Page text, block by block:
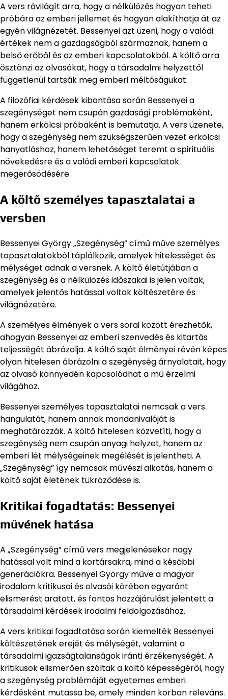
A vers rávilágít arra, hogy a nélkülözés hogyan teheti
próbára az emberi jellemet és hogyan alakíthatja át az
egyén világnézetét. Bessenyei azt üzeni, hogy a valódi
értékek nem a gazdagságból származnak, hanem a
belső erőből és az emberi kapcsolatokból. A költő arra
ösztönzi az olvasókat, hogy a társadalmi helyzettől
függetlenül tartsák meg emberi méltóságukat.
A filozófiai kérdések kibontása során Bessenyei a
szegénységet nem csupán gazdasági problémaként,
hanem erkölcsi próbaként is bemutatja. A vers üzenete,
hogy a szegénység nem szükségszerűen vezet erkölcsi
hanyatláshoz, hanem lehetőséget teremt a spirituális
növekedésre és a valódi emberi kapcsolatok
megerősödésére.
A költő személyes tapasztalatai a
versben
Bessenyei György „Szegénység” című műve személyes
tapasztalatokból táplálkozik, amelyek hitelességet és
mélységet adnak a versnek. A költő életútjában a
szegénység és a nélkülözés időszakai is jelen voltak,
amelyek jelentős hatással voltak költészetére és
világnézetére.
A személyes élmények a vers sorai között érezhetők,
ahogyan Bessenyei az emberi szenvedés és kitartás
teljességét ábrázolja. A költő saját élményei révén képes
olyan hitelesen ábrázolni a szegénység árnyalatait, hogy
az olvasó könnyedén kapcsolódhat a mű érzelmi
világához.
Bessenyei személyes tapasztalatai nemcsak a vers
hangulatát, hanem annak mondanivalóját is
meghatározzák. A költő hitelesen közvetíti, hogy a
szegénység nem csupán anyagi helyzet, hanem az
emberi lét mélységeinek megélését is jelentheti. A
„Szegénység” így nemcsak művészi alkotás, hanem a
költő saját életének tükröződése is.
Kritikai fogadtatás: Bessenyei
művének hatása
A „Szegénység” című vers megjelenésekor nagy
hatással volt mind a kortársakra, mind a későbbi
generációkra. Bessenyei György műve a magyar
irodalom kritikusai és olvasói körében egyaránt
elismerést aratott, és fontos hozzájárulást jelentett a
társadalmi kérdések irodalmi feldolgozásához.
A vers kritikai fogadtatása során kiemelték Bessenyei
költészetének erejét és mélységét, valamint a
társadalmi igazságtalanságok iránti érzékenységét. A
kritikusok elismerően szóltak a költő képességéről, hogy
a szegénység problémáját egyetemes emberi
kérdésként mutassa be, amely minden korban releváns.